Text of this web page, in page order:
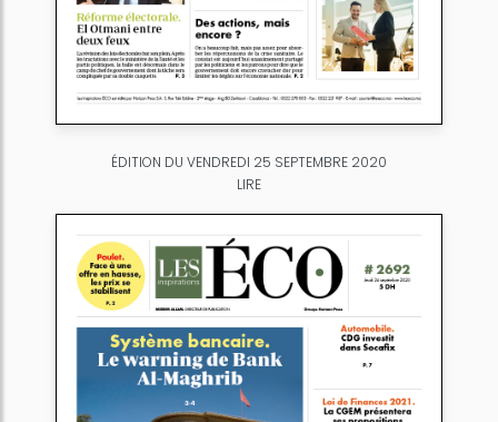
ÉDITION DU VENDREDI 25 SEPTEMBRE 2020
LIRE